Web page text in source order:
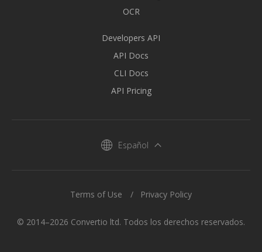
OCR
Developers API
API Docs
CLI Docs
API Pricing
Español
© 2014–2026 Convertio ltd. Todos los derechos reservados.
Terms of Use Privacy Policy